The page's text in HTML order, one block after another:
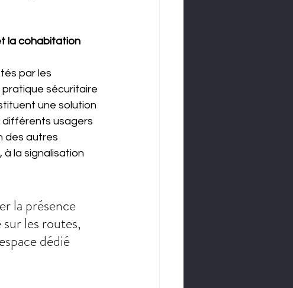
la cohabitation
par les
sécuritaire
une solution
usagers
des autres
la signalisation
la présence
les routes,
dédié